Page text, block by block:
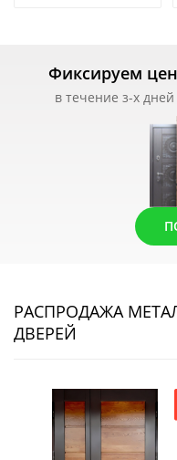
Фиксируем
в течение з-х
РАСПРОДАЖА
ДВЕРЕЙ